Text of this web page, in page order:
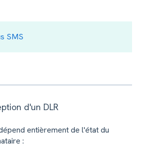
SMS
d'un DLR
entièrement de l'état du
: